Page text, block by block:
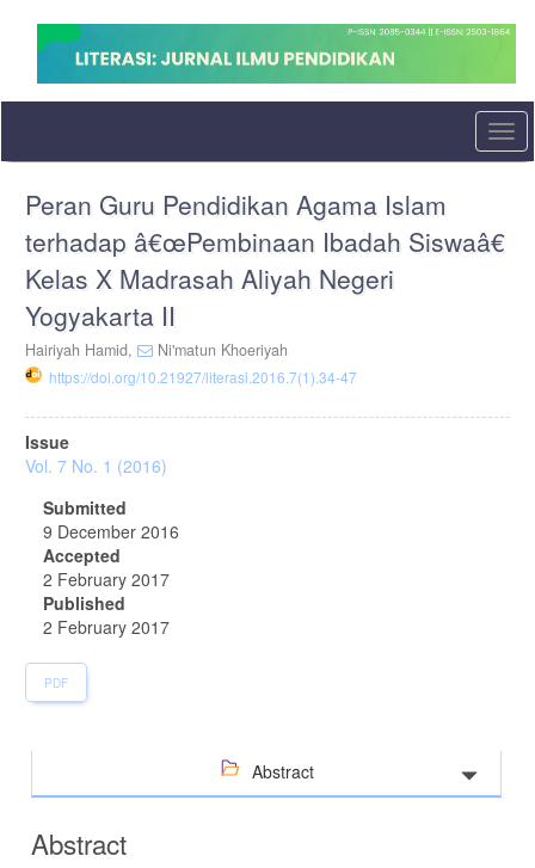
content
Content
Peran Guru Pendidikan Agama Islam
terhadap â€œPembinaan Ibadah Siswaâ€
Kelas X Madrasah Aliyah Negeri
Yogyakarta II
Hairiyah Hamid, Ni'matun Khoeriyah
https://doi.org/10.21927/literasi.2016.7(1).34-47
Article
Sidebar
Issue
Vol. 7 No. 1 (2016)
Submitted
9 December 2016
Accepted
2 February 2017
Published
2 February 2017
PDF
Abstract
Abstract